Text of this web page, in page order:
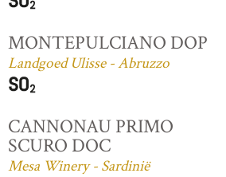
MONTEPULCIANO DOP
Landgoed Ulisse - Abruzzo
CANNONAU PRIMO
SCURO DOC
Mesa Winery - Sardinië